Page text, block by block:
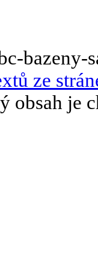
bazeny-
ze
obsah je